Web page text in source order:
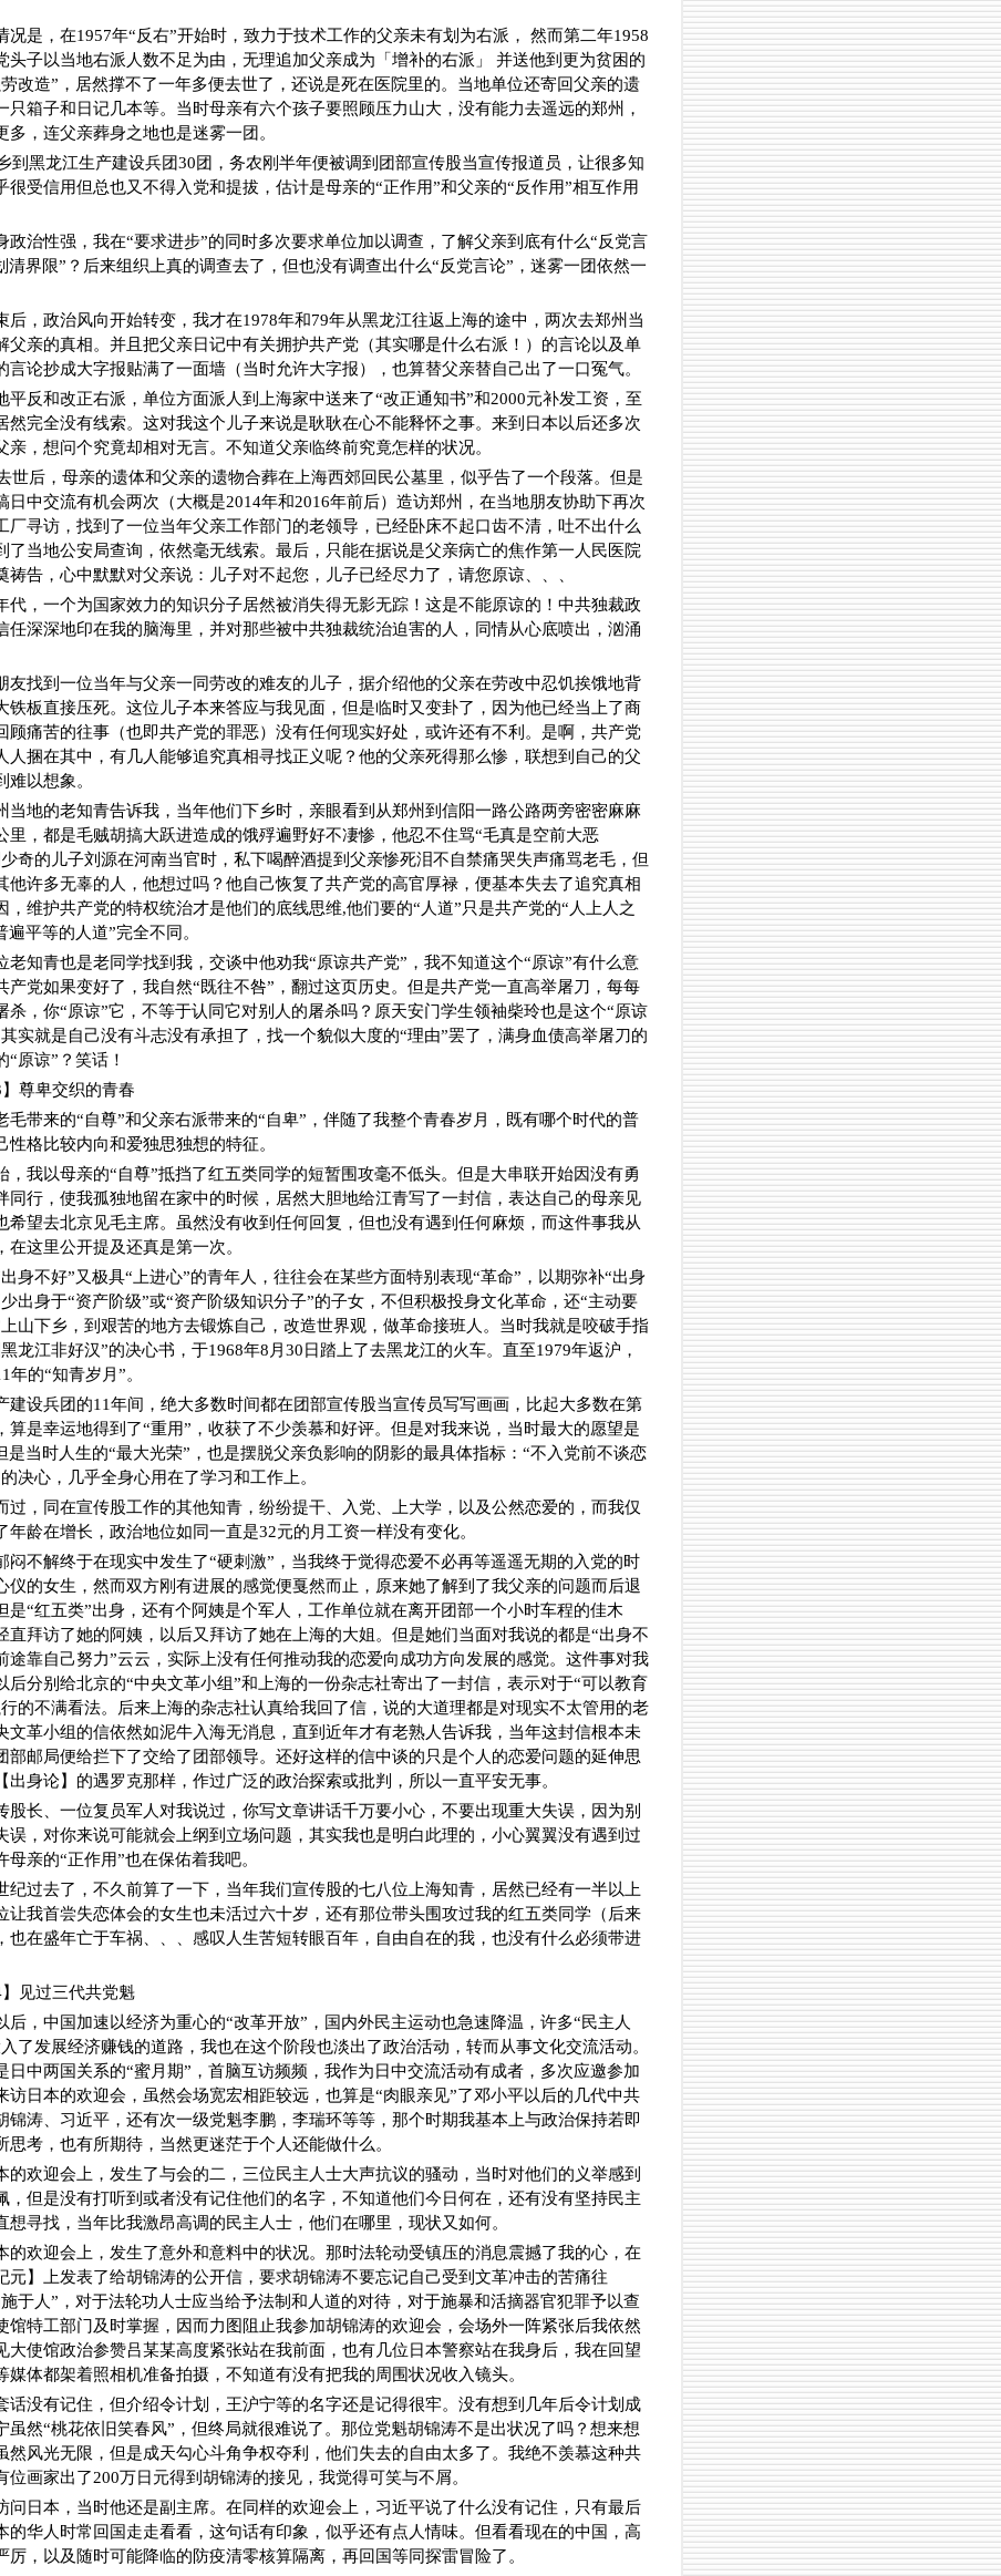
况是，在1957年“反右”开始时，致力于技术工作的父亲未有划为右派， 然而第二年1958
头子以当地右派人数不足为由，无理追加父亲成为「增补的右派」 并送他到更为贫困的
改造”，居然撑不了一年多便去世了，还说是死在医院里的。当地单位还寄回父亲的遗
只箱子和日记几本等。当时母亲有六个孩子要照顾压力山大，没有能力去遥远的郑州，
多，连父亲葬身之地也是迷雾一团。
到黑龙江生产建设兵团30团，务农刚半年便被调到团部宣传股当宣传报道员，让很多知
很受信用但总也又不得入党和提拔，估计是母亲的“正作用”和父亲的“反作用”相互作用
政治性强，我在“要求进步”的同时多次要求单位加以调查，了解父亲到底有什么“反党言
清界限”？后来组织上真的调查去了，但也没有调查出什么“反党言论”，迷雾一团依然一
后，政治风向开始转变，我才在1978年和79年从黑龙江往返上海的途中，两次去郑州当
父亲的真相。并且把父亲日记中有关拥护共产党（其实哪是什么右派！）的言论以及单
言论抄成大字报贴满了一面墙（当时允许大字报），也算替父亲替自己出了一口冤气。
平反和改正右派，单位方面派人到上海家中送来了“改正通知书”和2000元补发工资，至
然完全没有线索。这对我这个儿子来说是耿耿在心不能释怀之事。来到日本以后还多次
亲，想问个究竟却相对无言。不知道父亲临终前究竟怎样的状况。
世后，母亲的遗体和父亲的遗物合葬在上海西郊回民公墓里，似乎告了一个段落。但是
日中交流有机会两次（大概是2014年和2016年前后）造访郑州，在当地朋友协助下再次
厂寻访，找到了一位当年父亲工作部门的老领导，已经卧床不起口齿不清，吐不出什么
了当地公安局查询，依然毫无线索。最后，只能在据说是父亲病亡的焦作第一人民医院
祷告，心中默默对父亲说：儿子对不起您，儿子已经尽力了，请您原谅、、、
代，一个为国家效力的知识分子居然被消失得无影无踪！这是不能原谅的！中共独裁政
任深深地印在我的脑海里，并对那些被中共独裁统治迫害的人，同情从心底喷出，汹涌
友找到一位当年与父亲一同劳改的难友的儿子，据介绍他的父亲在劳改中忍饥挨饿地背
铁板直接压死。这位儿子本来答应与我见面，但是临时又变卦了，因为他已经当上了商
顾痛苦的往事（也即共产党的罪恶）没有任何现实好处，或许还有不利。是啊，共产党
人捆在其中，有几人能够追究真相寻找正义呢？他的父亲死得那么惨，联想到自己的父
难以想象。
当地的老知青告诉我，当年他们下乡时，亲眼看到从郑州到信阳一路公路两旁密密麻麻
里，都是毛贼胡搞大跃进造成的饿殍遍野好不凄惨，他忍不住骂“毛真是空前大恶
奇的儿子刘源在河南当官时，私下喝醉酒提到父亲惨死泪不自禁痛哭失声痛骂老毛，但
他许多无辜的人，他想过吗？他自己恢复了共产党的高官厚禄，便基本失去了追究真相
，维护共产党的特权统治才是他们的底线思维,他们要的“人道”只是共产党的“人上人之
遍平等的人道”完全不同。
老知青也是老同学找到我，交谈中他劝我“原谅共产党”，我不知道这个“原谅”有什么意
产党如果变好了，我自然“既往不咎”，翻过这页历史。但是共产党一直高举屠刀，每每
杀，你“原谅”它，不等于认同它对别人的屠杀吗？原天安门学生领袖柴玲也是这个“原谅
实就是自己没有斗志没有承担了，找一个貌似大度的“理由”罢了，满身血债高举屠刀的
原谅”？笑话！
】尊卑交织的青春
毛带来的“自尊”和父亲右派带来的“自卑”，伴随了我整个青春岁月，既有哪个时代的普
性格比较内向和爱独思独想的特征。
，我以母亲的“自尊”抵挡了红五类同学的短暂围攻毫不低头。但是大串联开始因没有勇
同行，使我孤独地留在家中的时候，居然大胆地给江青写了一封信，表达自己的母亲见
希望去北京见毛主席。虽然没有收到任何回复，但也没有遇到任何麻烦，而这件事我从
在这里公开提及还真是第一次。
身不好”又极具“上进心”的青年人，往往会在某些方面特别表现“革命”，以期弥补“出身
出身于“资产阶级”或“资产阶级知识分子”的子女，不但积极投身文化革命，还“主动要
山下乡，到艰苦的地方去锻炼自己，改造世界观，做革命接班人。当时我就是咬破手指
龙江非好汉”的决心书，于1968年8月30日踏上了去黑龙江的火车。直至1979年返沪，
的“知青岁月”。
建设兵团的11年间，绝大多数时间都在团部宣传股当宣传员写写画画，比起大多数在第
算是幸运地得到了“重用”，收获了不少羡慕和好评。但是对我来说，当时最大的愿望是
是当时人生的“最大光荣”，也是摆脱父亲负影响的阴影的最具体指标：“不入党前不谈恋
决心，几乎全身心用在了学习和工作上。
过，同在宣传股工作的其他知青，纷纷提干、入党、上大学，以及公然恋爱的，而我仅
年龄在增长，政治地位如同一直是32元的月工资一样没有变化。
闷不解终于在现实中发生了“硬刺激”，当我终于觉得恋爱不必再等遥遥无期的入党的时
仪的女生，然而双方刚有进展的感觉便戛然而止，原来她了解到了我父亲的问题而后退
是“红五类”出身，还有个阿姨是个军人，工作单位就在离开团部一个小时车程的佳木
直拜访了她的阿姨，以后又拜访了她在上海的大姐。但是她们当面对我说的都是“出身不
途靠自己努力”云云，实际上没有任何推动我的恋爱向成功方向发展的感觉。这件事对我
后分别给北京的“中央文革小组”和上海的一份杂志社寄出了一封信，表示对于“可以教育
的不满看法。后来上海的杂志社认真给我回了信，说的大道理都是对现实不太管用的老
文革小组的信依然如泥牛入海无消息，直到近年才有老熟人告诉我，当年这封信根本未
部邮局便给拦下了交给了团部领导。还好这样的信中谈的只是个人的恋爱问题的延伸思
出身论】的遇罗克那样，作过广泛的政治探索或批判，所以一直平安无事。
股长、一位复员军人对我说过，你写文章讲话千万要小心，不要出现重大失误，因为别
误，对你来说可能就会上纲到立场问题，其实我也是明白此理的，小心翼翼没有遇到过
母亲的“正作用”也在保佑着我吧。
纪过去了，不久前算了一下，当年我们宣传股的七八位上海知青，居然已经有一半以上
让我首尝失恋体会的女生也未活过六十岁，还有那位带头围攻过我的红五类同学（后来
也在盛年亡于车祸、、、感叹人生苦短转眼百年，自由自在的我，也没有什么必须带进
】见过三代共党魁
后，中国加速以经济为重心的“改革开放”，国内外民主运动也急速降温，许多“民主人
了发展经济赚钱的道路，我也在这个阶段也淡出了政治活动，转而从事文化交流活动。
日中两国关系的“蜜月期”，首脑互访频频，我作为日中交流活动有成者，多次应邀参加
访日本的欢迎会，虽然会场宽宏相距较远，也算是“肉眼亲见”了邓小平以后的几代中共
锦涛、习近平，还有次一级党魁李鹏，李瑞环等等，那个时期我基本上与政治保持若即
思考，也有所期待，当然更迷茫于个人还能做什么。
的欢迎会上，发生了与会的二，三位民主人士大声抗议的骚动，当时对他们的义举感到
，但是没有打听到或者没有记住他们的名字，不知道他们今日何在，还有没有坚持民主
想寻找，当年比我激昂高调的民主人士，他们在哪里，现状又如何。
的欢迎会上，发生了意外和意料中的状况。那时法轮动受镇压的消息震撼了我的心，在
元】上发表了给胡锦涛的公开信，要求胡锦涛不要忘记自己受到文革冲击的苦痛往
于人”，对于法轮功人士应当给予法制和人道的对待，对于施暴和活摘器官犯罪予以查
馆特工部门及时掌握，因而力图阻止我参加胡锦涛的欢迎会，会场外一阵紧张后我依然
大使馆政治参赞吕某某高度紧张站在我前面，也有几位日本警察站在我身后，我在回望
媒体都架着照相机准备拍摄，不知道有没有把我的周围状况收入镜头。
话没有记住，但介绍令计划，王沪宁等的名字还是记得很牢。没有想到几年后令计划成
虽然“桃花依旧笑春风”，但终局就很难说了。那位党魁胡锦涛不是出状况了吗？想来想
然风光无限，但是成天勾心斗角争权夺利，他们失去的自由太多了。我绝不羡慕这种共
位画家出了200万日元得到胡锦涛的接见，我觉得可笑与不屑。
问日本，当时他还是副主席。在同样的欢迎会上，习近平说了什么没有记住，只有最后
的华人时常回国走走看看，这句话有印象，似乎还有点人情味。但看看现在的中国，高
厉，以及随时可能降临的防疫清零核算隔离，再回国等同探雷冒险了。